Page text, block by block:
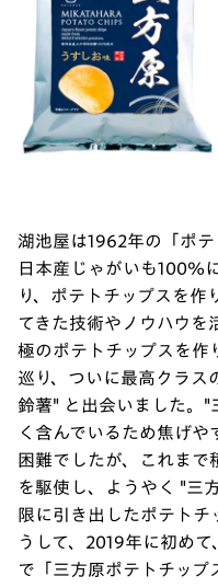
湖池屋は1962年の「ポテ
日本産じゃがいも100％
り、ポテトチップスを作
てきた技術やノウハウを
極のポテトチップスを作
巡り、ついに最高クラス
鈴薯" と出会いました。"
く含んでいるため焦げや
困難でしたが、これまで
を駆使し、ようやく "三
限に引き出したポテトチ
うして、2019年に初め
で「三方原ポテトチップ